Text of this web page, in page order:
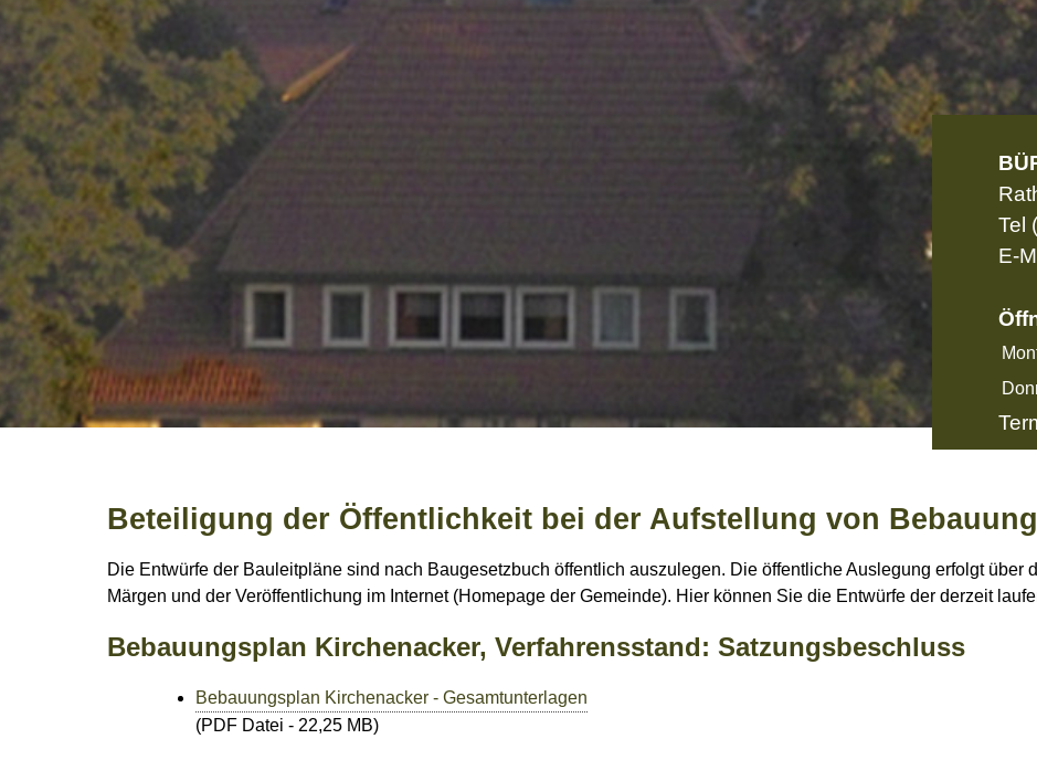
Tel
E-
Beteiligung der Öffentlichkeit bei der Aufstellung von
Die Entwürfe der Bauleitpläne sind nach Baugesetzbuch öffentlich auszulegen. Die öffentliche Auslegung erfolgt über
Märgen und der Veröffentlichung im Internet (Homepage der Gemeinde). Hier können Sie die Entwürfe der derzeit
Bebauungsplan Kirchenacker, Verfahrensstand: Satzungsbeschluss
Bebauungsplan Kirchenacker - Gesamtunterlagen
(PDF Datei - 22,25 MB)